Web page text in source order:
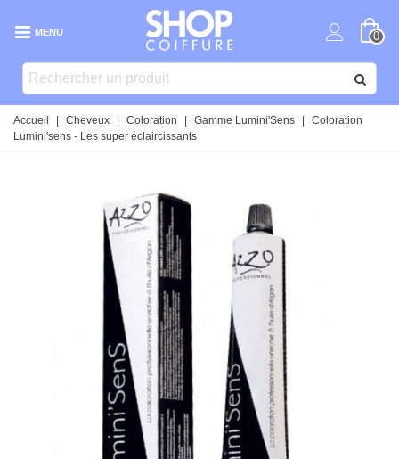
MENU 0
Accueil Cheveux Coloration Gamme Lumini'Sens
Coloration
Lumini'sens - Les super éclaircissants